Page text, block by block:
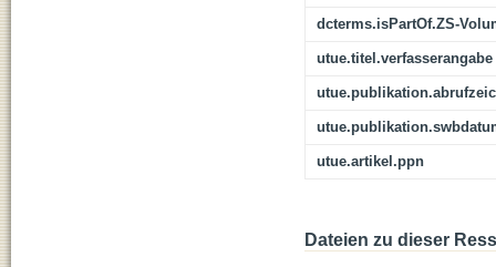
dcterms.isPartOf.ZS-
utue.titel.verfasserangabe
utue.artikel.ppn
Dateien zu dieser